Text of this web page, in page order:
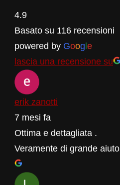
4.9
Basato su 116 recensioni
powered by Google
lascia una recensione su
erik zanotti
7 mesi fa
Ottima e dettagliata .
Veramente di grande aiuto